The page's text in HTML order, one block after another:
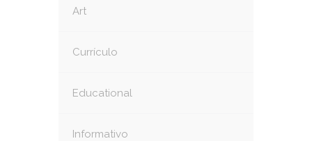
Art
Currículo
Educational
Informativo